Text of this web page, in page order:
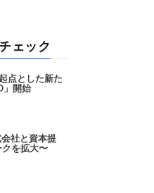
ェック
点とした新た
」開始
社と資本提
を拡大〜